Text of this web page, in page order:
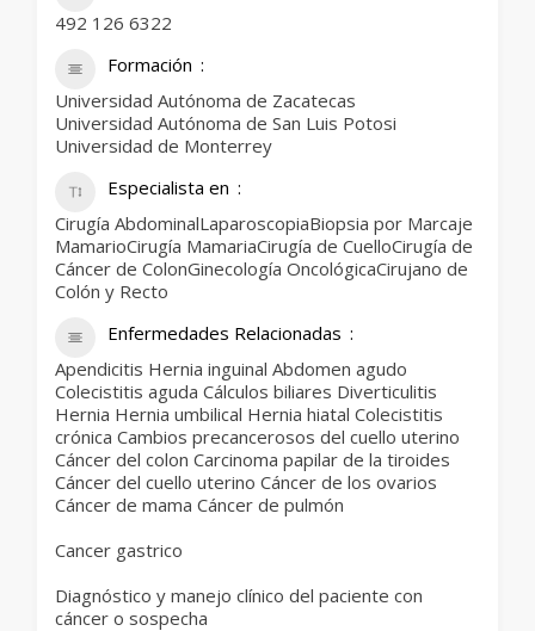
492 126 6322
Formación
Universidad Autónoma de Zacatecas
Universidad Autónoma de San Luis Potosi
Universidad de Monterrey
Especialista en
Cirugía AbdominalLaparoscopiaBiopsia por Marcaje
MamarioCirugía MamariaCirugía de CuelloCirugía de
Cáncer de ColonGinecología OncológicaCirujano de
Colón y Recto
Enfermedades Relacionadas
Apendicitis Hernia inguinal Abdomen agudo
Colecistitis aguda Cálculos biliares Diverticulitis
Hernia Hernia umbilical Hernia hiatal Colecistitis
crónica Cambios precancerosos del cuello uterino
Cáncer del colon Carcinoma papilar de la tiroides
Cáncer del cuello uterino Cáncer de los ovarios
Cáncer de mama Cáncer de pulmón
Cancer gastrico
Diagnóstico y manejo clínico del paciente con
cáncer o sospecha